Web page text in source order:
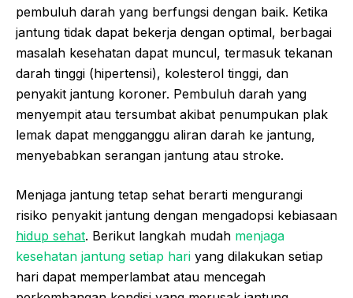
pembuluh darah yang berfungsi dengan baik. Ketika
jantung tidak dapat bekerja dengan optimal, berbagai
masalah kesehatan dapat muncul, termasuk tekanan
darah tinggi (hipertensi), kolesterol tinggi, dan
penyakit jantung koroner. Pembuluh darah yang
menyempit atau tersumbat akibat penumpukan plak
lemak dapat mengganggu aliran darah ke jantung,
menyebabkan serangan jantung atau stroke.
Menjaga jantung tetap sehat berarti mengurangi
risiko penyakit jantung dengan mengadopsi kebiasaan
hidup sehat. Berikut langkah mudah menjaga
kesehatan jantung setiap hari yang dilakukan setiap
hari dapat memperlambat atau mencegah